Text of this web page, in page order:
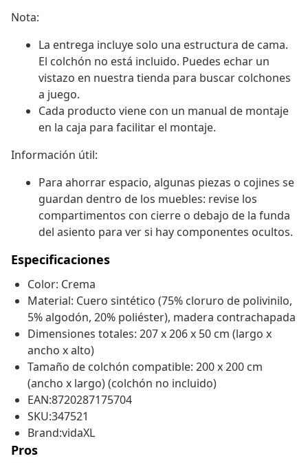
Nota:
La entrega incluye solo una estructura de cama.
El colchón no está incluido. Puedes echar un
vistazo en nuestra tienda para buscar colchones
a juego.
Cada producto viene con un manual de montaje
en la caja para facilitar el montaje.
Información útil:
Para ahorrar espacio, algunas piezas o cojines se
guardan dentro de los muebles: revise los
compartimentos con cierre o debajo de la funda
del asiento para ver si hay componentes ocultos.
Especificaciones
Color: Crema
Material: Cuero sintético (75% cloruro de polivinilo,
5% algodón, 20% poliéster), madera contrachapada
Dimensiones totales: 207 x 206 x 50 cm (largo x
ancho x alto)
Tamaño de colchón compatible: 200 x 200 cm
(ancho x largo) (colchón no incluido)
EAN:8720287175704
SKU:347521
Brand:vidaXL
Pros